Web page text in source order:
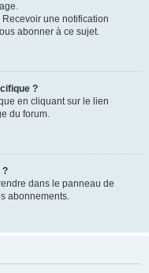
une notification
abonner à ce sujet.
?
en cliquant sur le lien
du forum.
?
dans le panneau de
abonnements.